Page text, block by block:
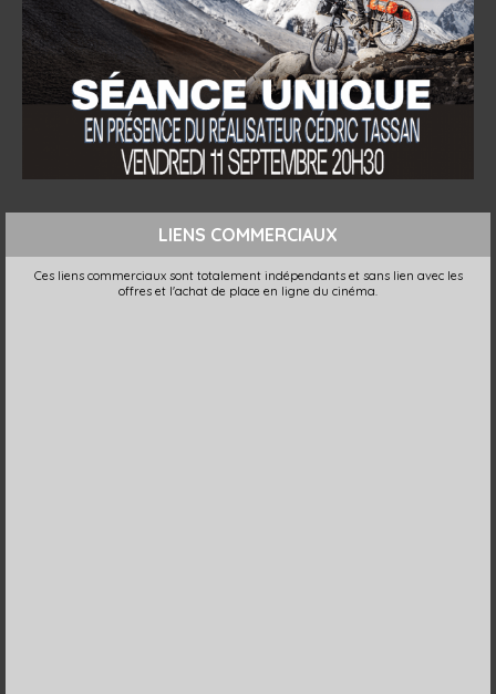
LIENS COMMERCIAUX
Ces liens commerciaux sont totalement indépendants et sans lien avec les
offres et l'achat de place en ligne du cinéma.